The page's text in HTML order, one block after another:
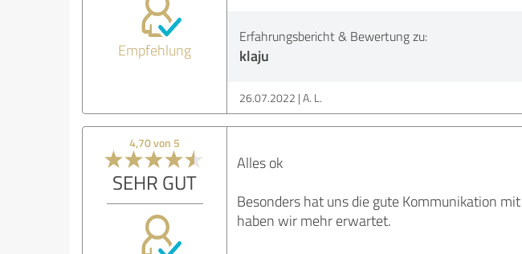
Empfehlung
Erfahrungsbericht & Bewertung zu:
klaju
26.07.2022 A. L.
4,70 von 5
SEHR GUT
Alles ok
Besonders hat uns die gute Kommunikation
haben wir mehr erwartet.